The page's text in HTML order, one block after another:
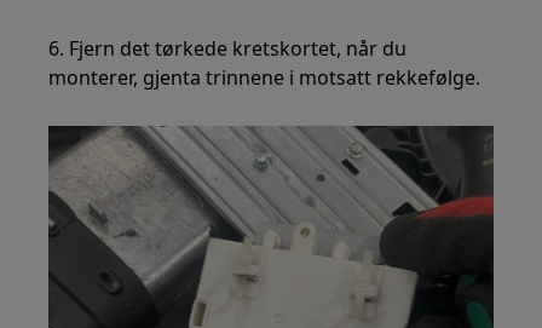
6. Fjern det tørkede kretskortet, når du
monterer, gjenta trinnene i motsatt rekkefølge.